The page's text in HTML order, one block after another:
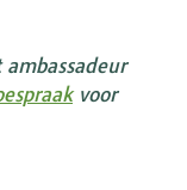
voor